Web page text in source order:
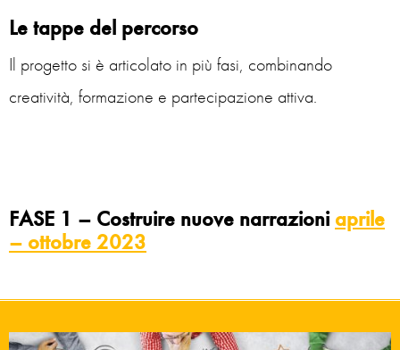
Le tappe del percorso
Il progetto si è articolato in più fasi, combinando
creatività, formazione e partecipazione attiva.
FASE 1 – Costruire nuove narrazioni aprile
– ottobre 2023